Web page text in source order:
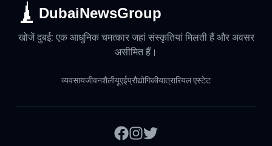
DubaiNewsGroup
खोजें दुबई: एक आधुनिक चमत्कार जहां संस्कृतियां मिलती हैं और अवसर
असीमित हैं।
व्यवसायजीवनशैलीयूएईप्रौद्योगिकीयात्रारियल एस्टेट